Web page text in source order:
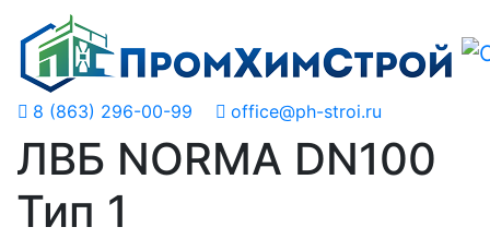
8 (863) 296-00-99 office@ph-stroi.ru
ЛВБ NORMA DN100
Тип 1